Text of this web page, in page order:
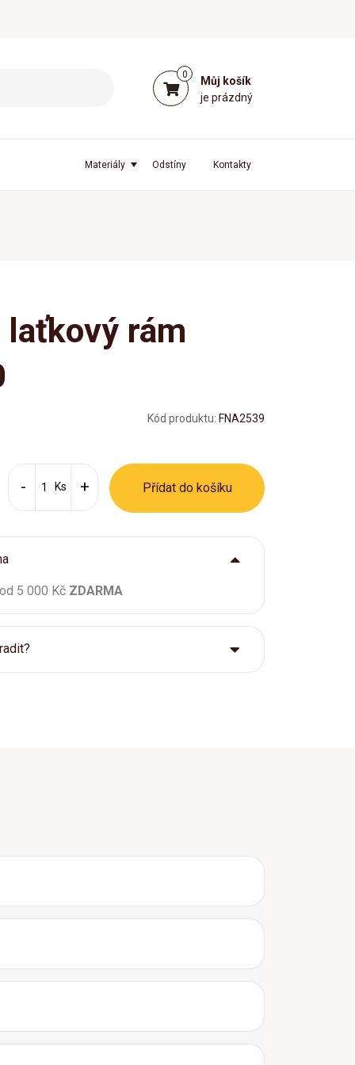
0
Můj košík
je prázdný
Kontakty
Odstíny
Materiály
rám
Kód produktu: FNA2539
Ks Přídat do košíku
5 000 Kč ZDARMA